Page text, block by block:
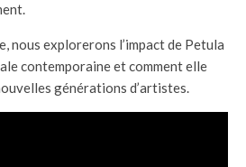
nous explorerons l’impact de Petula
contemporaine et comment elle
générations d’artistes.